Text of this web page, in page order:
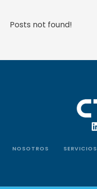
Posts not found!
NOSOTROS SERVICIOS